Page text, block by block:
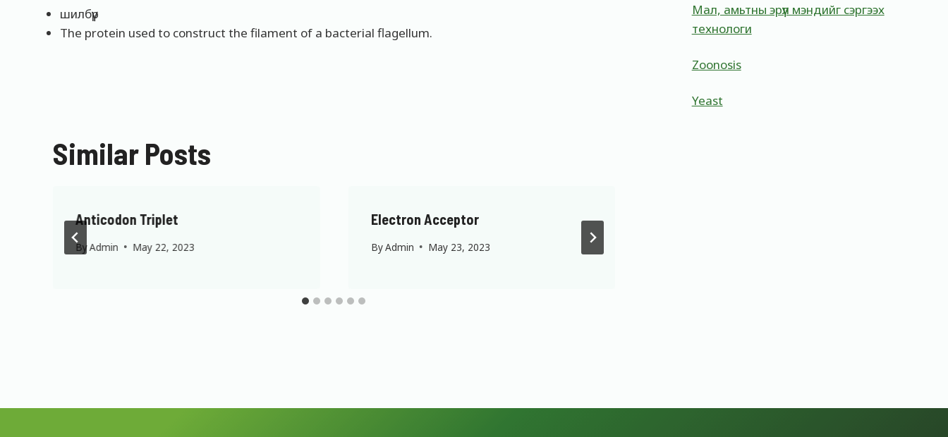
шилбүүр
The protein used to construct the filament of a bacterial flagellum.
Similar Posts
Anticodon Triplet
ByAdmin May 22, 2023
Electron Acceptor
ByAdmin May 23, 2023
Мал, амьтны эрүүл мэндийг сэргээх
технологи
Zoonosis
Yeast